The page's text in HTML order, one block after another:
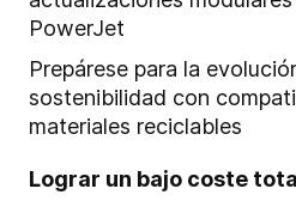
PowerJet
Prepárese para la
sostenibilidad con
materiales reciclables
Lograr un bajo coste